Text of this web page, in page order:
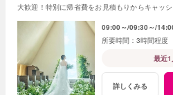
大歓迎！特別に帰省費をお見積もりからキャッ
09:00～ 09:30～
3時間程度
最近1
詳しくみる